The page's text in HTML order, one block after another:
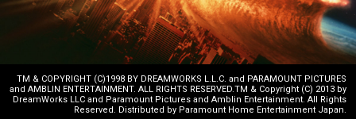
TM & COPYRIGHT (C)1998 BY DREAMWORKS L.L.C. and PARAMOUNT PICTURES
and AMBLIN ENTERTAINMENT. ALL RIGHTS RESERVED.TM & Copyright (C) 2013 by
DreamWorks LLC and Paramount Pictures and Amblin Entertainment. All Rights
Reserved. Distributed by Paramount Home Entertainment Japan.